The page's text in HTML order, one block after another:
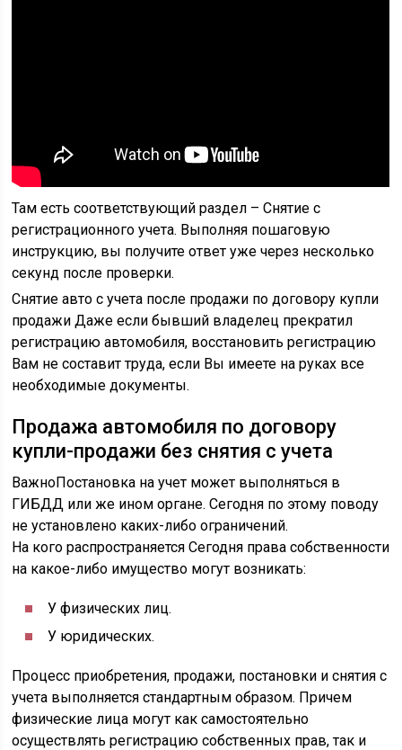
Там есть соответствующий раздел – Снятие с
регистрационного учета. Выполняя пошаговую
инструкцию, вы получите ответ уже через несколько
секунд после проверки.
Снятие авто с учета после продажи по договору купли
продажи Даже если бывший владелец прекратил
регистрацию автомобиля, восстановить регистрацию
Вам не составит труда, если Вы имеете на руках все
необходимые документы.
Продажа автомобиля по договору
купли-продажи без снятия с учета
ВажноПостановка на учет может выполняться в
ГИБДД или же ином органе. Сегодня по этому поводу
не установлено каких-либо ограничений.
На кого распространяется Сегодня права собственности
на какое-либо имущество могут возникать:
У физических лиц.
У юридических.
Процесс приобретения, продажи, постановки и снятия с
учета выполняется стандартным образом. Причем
физические лица могут как самостоятельно
осуществлять регистрацию собственных прав, так и